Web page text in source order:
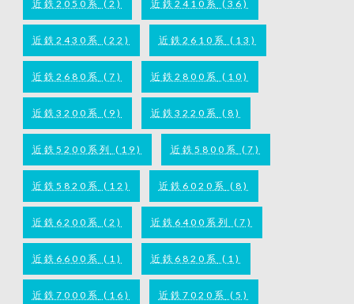
近鉄2050系 (2) 近鉄2410系 (36)
近鉄2430系 (22) 近鉄2610系 (13)
近鉄2680系 (7) 近鉄2800系 (10)
近鉄3200系 (9) 近鉄3220系 (8)
近鉄5200系列 (19) 近鉄5800系 (7)
近鉄5820系 (12) 近鉄6020系 (8)
近鉄6200系 (2) 近鉄6400系列 (7)
近鉄6600系 (1) 近鉄6820系 (1)
近鉄7000系 (16) 近鉄7020系 (5)